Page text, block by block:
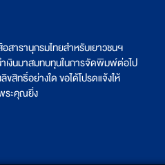
สารานุกรมไทยสำหรับเยาวชนฯ
ำเงินมาสมทบทุนในการจัดพิมพ์ต่อไป
สิทธิ์อย่างใด ขอได้โปรดแจ้งให้
ระคุณยิ่ง